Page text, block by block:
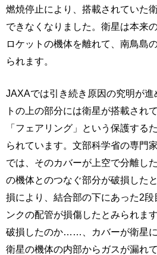
燃焼停止により、搭載されていた
できなくなりました。衛星は本来
ロケットの機体を離れて、南鳥島
られます。
JAXAでは引き続き原因の究明が
トの上の部分には衛星が搭載され
「フェアリング」という保護する
られています。文部科学省の専門
では、そのカバーが上空で分離し
の機体とのつなぐ部分が破損した
損により、結合部の下にあった2
ンクの配管が損傷したとみられま
破損したのか……、カバーが衛星
衛星の機体の内部からガスが漏れ